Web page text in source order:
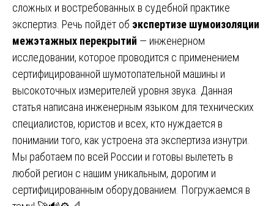
сложных и востребованных в судебной практике
экспертиз. Речь пойдёт об экспертизе шумоизоляции
межэтажных перекрытий — инженерном
исследовании, которое проводится с применением
сертифицированной шумотопательной машины и
высокоточных измерителей уровня звука. Данная
статья написана инженерным языком для технических
специалистов, юристов и всех, кто нуждается в
понимании того, как устроена эта экспертиза изнутри.
Мы работаем по всей России и готовы вылететь в
любой регион с нашим уникальным, дорогим и
сертифицированным оборудованием. Погружаемся в